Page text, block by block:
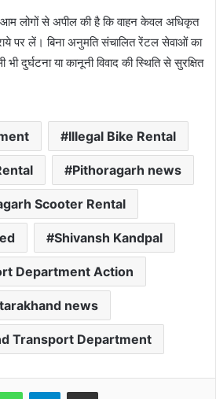
आम लोगों से अपील की है कि वाहन केवल अधिकृत
पर लें। बिना अनुमति संचालित रेंटल सेवाओं का
दुर्घटना या कानूनी विवाद की स्थिति से सुरक्षित
Illegal Bike Rental
Pithoragarh news
Scooter Rental
Shivansh Kandpal
Department Action
news
Transport Department
Telegram